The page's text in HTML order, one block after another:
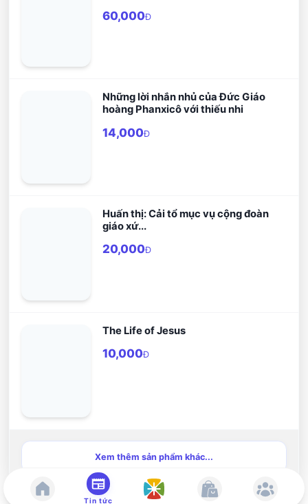
60,000Đ
Những lời nhắn nhủ của Đức Giáo
hoàng Phanxicô với thiếu nhi
14,000Đ
Huấn thị: Cải tổ mục vụ cộng đoàn
giáo xứ...
20,000Đ
The Life of Jesus
10,000Đ
Xem thêm sản phẩm khác...
Tin tức